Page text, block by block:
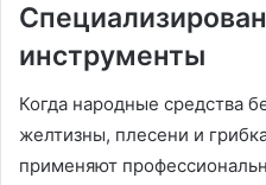
инструменты
Когда народные средства
желтизны, плесени и
применяют